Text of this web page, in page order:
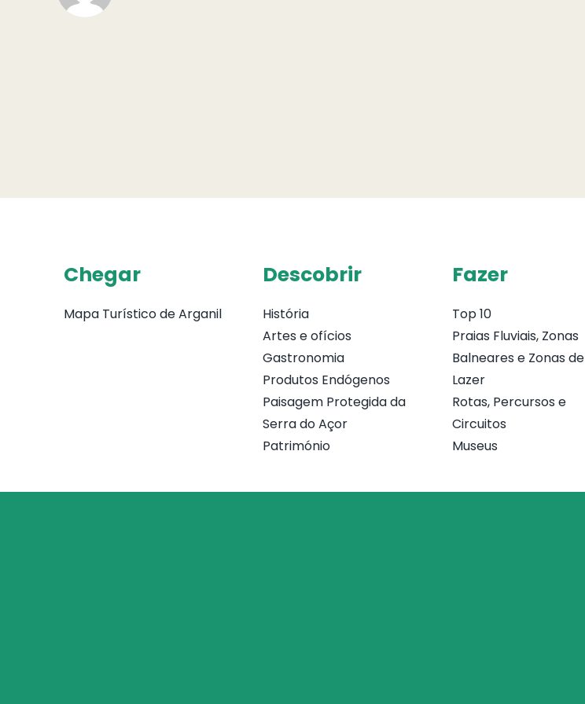
Chegar
Mapa Turístico de Arganil
Descobrir
História
Artes e ofícios
Gastronomia
Produtos Endógenos
Paisagem Protegida da
Serra do Açor
Património
Fazer
Top 10
Praias Fluviais, Zonas
Balneares e Zonas de
Lazer
Rotas, Percursos e
Circuitos
Museus